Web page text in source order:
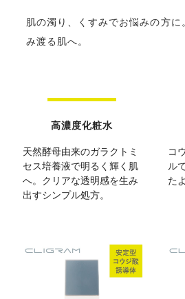
肌の濁り、くすみでお悩みの方
み渡る肌へ。
高濃度化粧水
天然酵母由来のガラクトミ
セス培養液で明るく輝く肌
へ。クリアな透明感を生み
出すシンプル処方。
コ
ル
た